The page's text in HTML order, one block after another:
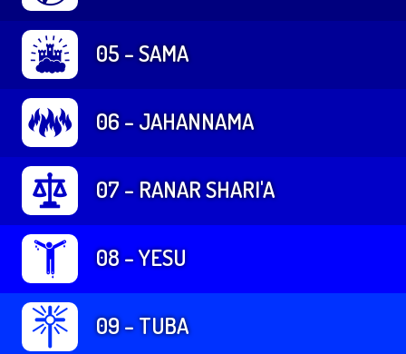
05 – SAMA
06 – JAHANNAMA
07 – RANAR SHARI'A
08 – YESU
09 – TUBA